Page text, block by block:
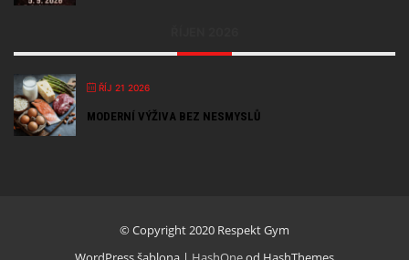
ŘÍJ 21 2026
MODERNÍ VÝŽIVA BEZ NESMYSLŮ
© Copyright 2020 Respekt Gym